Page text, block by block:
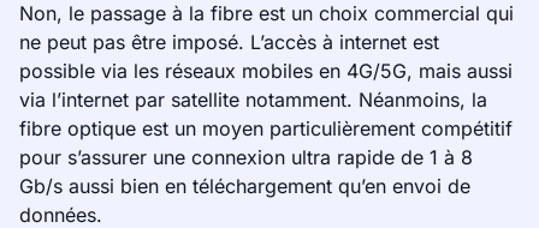
Non, le passage à la fibre est un choix commercial qui
ne peut pas être imposé. L’accès à internet est
possible via les réseaux mobiles en 4G/5G, mais aussi
via l’internet par satellite notamment. Néanmoins, la
fibre optique est un moyen particulièrement compétitif
pour s’assurer une connexion ultra rapide de 1 à 8
Gb/s aussi bien en téléchargement qu’en envoi de
données.